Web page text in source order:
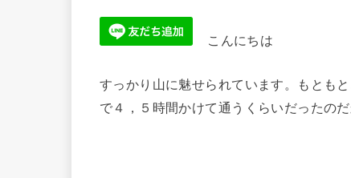
こんにちは
すっかり山に魅せられています。もとも
で４，５時間かけて通うくらいだったの